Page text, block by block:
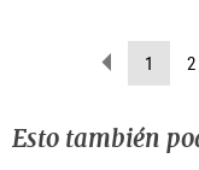
retroceder
página
1 (página
actual )
2
Esto también